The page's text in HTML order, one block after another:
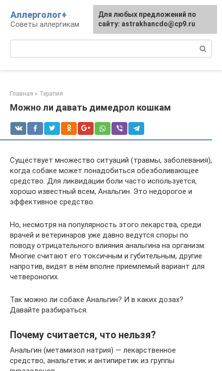
контенту
Аллерголог+
Советы аллергикам
Главная » Терапия
Можно ли давать димедрол кошкам
Существует множество ситуаций (травмы, заболевания),
когда собаке может понадобиться обезболивающее
средство. Для ликвидации боли часто используется,
хорошо известный всем, Анальгин. Это недорогое и
эффективное средство.
Но, несмотря на популярность этого лекарства, среди
врачей и ветеринаров уже давно ведутся споры по
поводу отрицательного влияния анальгина на организм.
Многие считают его токсичным и губительным, другие
напротив, видят в нём вполне приемлемый вариант для
четвероногих.
Так можно ли собаке Анальгин? И в каких дозах?
Давайте разбираться.
Почему считается, что нельзя?
Анальгин (метамизол натрия) — лекарственное
средство, анальгетик и антипиретик из группы
Для любых предложений по
сайту: astrakhancdo@cp9.ru